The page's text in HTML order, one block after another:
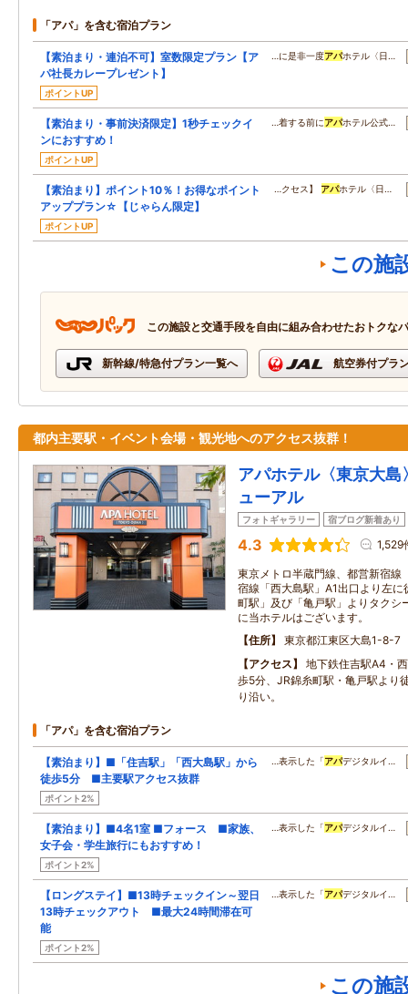
「アパ」を含む宿泊プラン
【素泊まり・連泊不可】室数限定プラン【ア
パ社長カレープレゼント】
ポイントUP
…に是非一度アパホテル〈日…
【素泊まり・事前決済限定】1秒チェックイ
ンにおすすめ！
ポイントUP
…着する前にアパホテル公式…
【素泊まり】ポイント10％！お得なポイント
アッププラン☆【じゃらん限定】
ポイントUP
…クセス】 アパホテル〈日…
この施
この施設と交通手段を自由に組み合わせたおトクな
新幹線/特急付プラン一覧へ 航空券付プラ
都内主要駅・イベント会場・観光地へのアクセス抜群！
アパホテル〈東京大
ューアル
フォトギャラリー 宿ブログ新着あり
4.3 1,529
東京メトロ半蔵門線、都営新宿線
宿線「西大島駅」A1出口より左
町駅」及び「亀戸駅」よりタクシ
に当ホテルはございます。
住所
東京都江東区大島1-8-7
アクセス
地下鉄住吉駅A4・
歩5分、JR錦糸町駅・亀戸駅より
り沿い。
「アパ」を含む宿泊プラン
【素泊まり】■「住吉駅」「西大島駅」から
徒歩5分 ■主要駅アクセス抜群
ポイント2%
…表示した「アパデジタルイ…
【素泊まり】■4名1室 ■フォース ■家族、
女子会・学生旅行にもおすすめ！
ポイント2%
…表示した「アパデジタルイ…
【ロングステイ】■13時チェックイン～翌日
13時チェックアウト ■最大24時間滞在可
能
ポイント2%
…表示した「アパデジタルイ…
この施